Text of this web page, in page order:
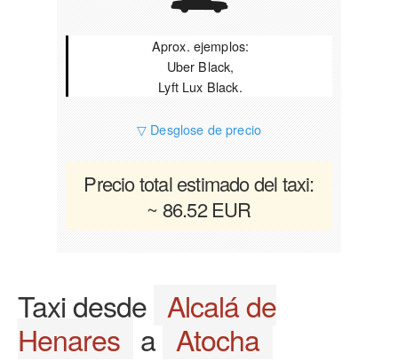
Aprox. ejemplos:
Uber Black,
Lyft Lux Black.
▽ Desglose de precio
Precio total estimado del taxi:
~ 86.52 EUR
Taxi desde Alcalá de
Henares a Atocha